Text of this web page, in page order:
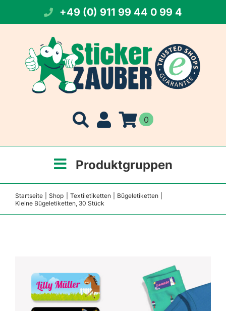
springen
+49 (0) 911 99 44 0 99 4
0
Produktgruppen
Startseite Shop Textiletiketten
Bügeletiketten
Kleine Bügeletiketten, 30 Stück